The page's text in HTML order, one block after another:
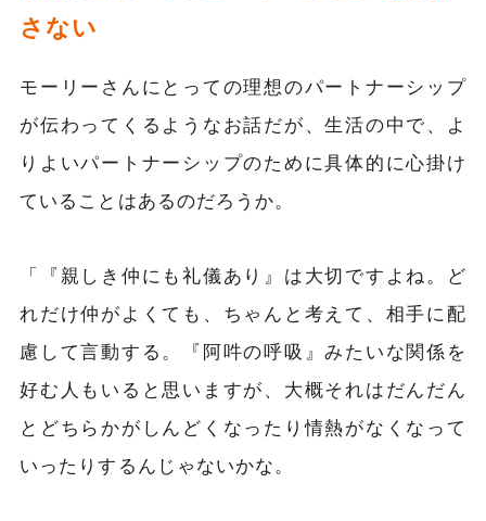
さない
モーリーさんにとっての理想のパートナーシップ
が伝わってくるようなお話だが、生活の中で、よ
りよいパートナーシップのために具体的に心掛け
ていることはあるのだろうか。
「『親しき仲にも礼儀あり』は大切ですよね。ど
れだけ仲がよくても、ちゃんと考えて、相手に配
慮して言動する。『阿吽の呼吸』みたいな関係を
好む人もいると思いますが、大概それはだんだん
とどちらかがしんどくなったり情熱がなくなって
いったりするんじゃないかな。